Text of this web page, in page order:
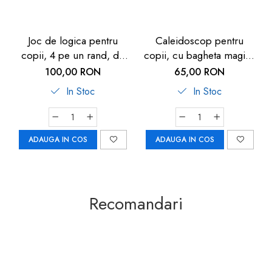
Joc de logica pentru
copii, 4 pe un rand, de
lemn, 3D, Goki
100,00 RON
In Stoc
ADAUGA IN COS
Caleidoscop pentru
copii, cu bagheta magica
delfin, 15.5cm, 3ani +,
Goki
65,00 RON
In Stoc
ADAUGA IN COS
Recomandari